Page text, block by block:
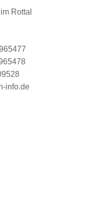
Rottal
info.de